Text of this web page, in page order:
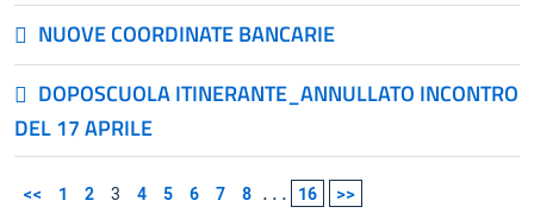
NUOVE COORDINATE BANCARIE
DOPOSCUOLA ITINERANTE_ANNULLATO INCONTRO
DEL 17 APRILE
<< 1 2 3 4 5 6 7 8 ... 16 >>